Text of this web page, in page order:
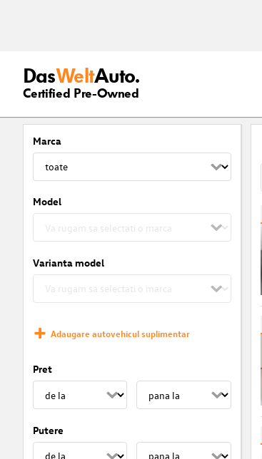
DasWeltAuto.
Certified Pre-Owned
Marca
Model
Varianta model
Adaugare autovehicul suplimentar
Pret
Putere